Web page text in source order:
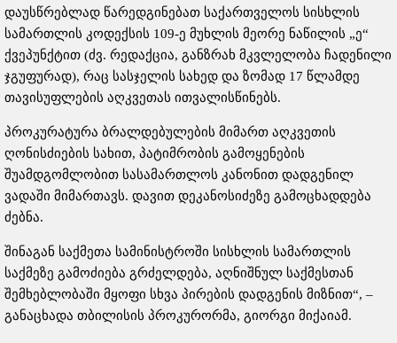
დაუსწრებლად წარედგინებათ საქართველოს სისხლის
სამართლის კოდექსის 109-ე მუხლის მეორე ნაწილის „ე“
ქვეპუნქტით (ძვ. რედაქცია, განზრახ მკვლელობა ჩადენილი
ჯგუფურად), რაც სასჯელის სახედ და ზომად 17 წლამდე
თავისუფლების აღკვეთას ითვალისწინებს.
პროკურატურა ბრალდებულების მიმართ აღკვეთის
ღონისძიების სახით, პატიმრობის გამოყენების
შუამდგომლობით სასამართლოს კანონით დადგენილ
ვადაში მიმართავს. დავით დეკანოსიძეზე გამოცხადდება
ძებნა.
შინაგან საქმეთა სამინისტროში სისხლის სამართლის
საქმეზე გამოძიება გრძელდება, აღნიშნულ საქმესთან
შემხებლობაში მყოფი სხვა პირების დადგენის მიზნით“, –
განაცხადა თბილისის პროკურორმა, გიორგი მიქაიამ.